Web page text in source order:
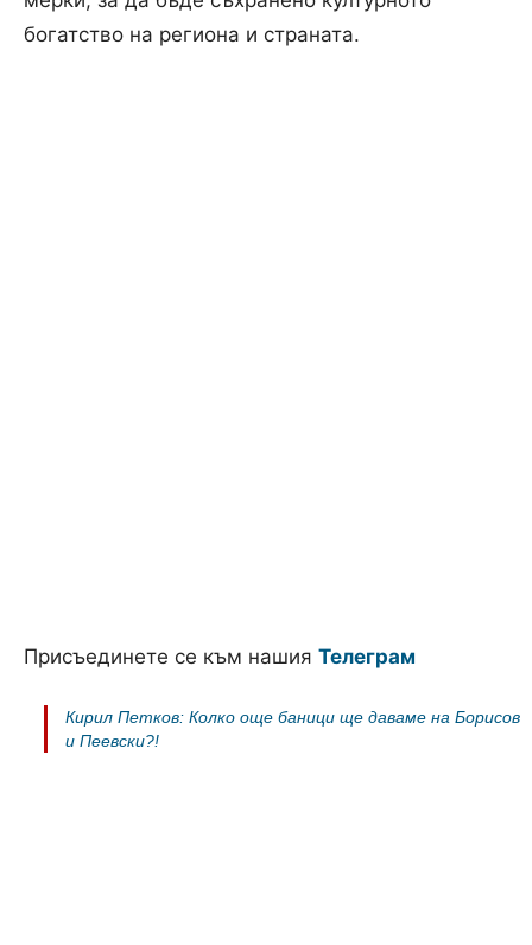
богатство на региона и страната.
Присъединете се към нашия Телеграм
Кирил Петков: Колко още баници ще даваме на Борисов
и Пеевски?!